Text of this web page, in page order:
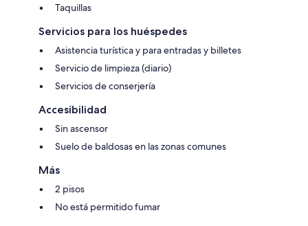
Taquillas
Servicios para los huéspedes
Asistencia turística y para entradas y billetes
Servicio de limpieza (diario)
Servicios de conserjería
Accesibilidad
Sin ascensor
Suelo de baldosas en las zonas comunes
Más
2 pisos
No está permitido fumar